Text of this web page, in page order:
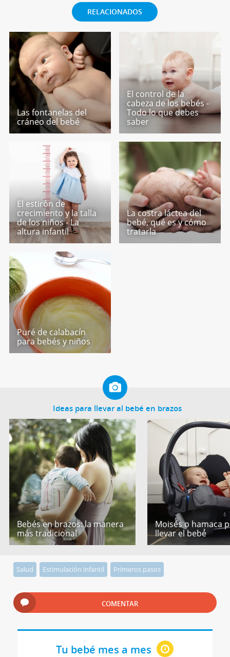
RELACIONADOS
Las fontanelas del
cráneo del bebé
El control de la
cabeza de los bebés -
Todo lo que debes
saber
El estirón de
crecimiento y la talla
de los niños - La
altura infantil
La costra láctea del
bebé, qué es y cómo
tratarla
Puré de calabacín
para bebés y niños
Ideas para llevar al bebé en brazos
Bebés en brazos: la manera
más tradicional
Moisés o hamaca
llevar el bebé
Salud Estimulación infantil Primeros pasos
COMENTAR
Tu bebé mes a mes